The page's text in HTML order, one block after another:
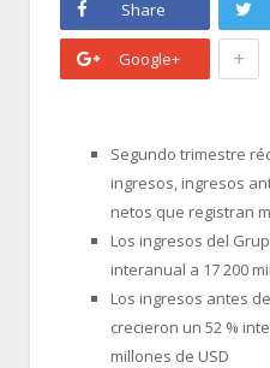
Share
Google+ +
Segundo trimestre
ingresos, ingresos
netos que registran
Los ingresos del
interanual a 17 200
Los ingresos antes
crecieron un 52 %
millones de USD